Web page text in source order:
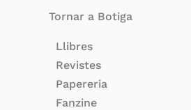
Tornar a Botiga
Llibres
Revistes
Papereria
Fanzine